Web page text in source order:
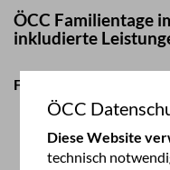
ÖCC Familientage
inkludierte
Folgende Leistungen
4 Nächte
pro Tag
2 x 3-gängiges
ÖCC
Diese Website
technisch